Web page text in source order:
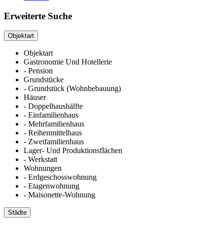
Erweiterte Suche
Objektart
Objektart
Gastronomie Und Hotellerie
- Pension
Grundstücke
- Grundstück (Wohnbebauung)
Häuser
- Doppelhaushälfte
- Einfamilienhaus
- Mehrfamilienhaus
- Reihenmittelhaus
- Zweifamilienhaus
Lager- Und Produktionsflächen
- Werkstatt
Wohnungen
- Erdgeschosswohnung
- Etagenwohnung
- Maisonette-Wohnung
Städte